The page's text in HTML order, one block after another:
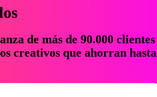
de más de 90.000 clientes
creativos que ahorran hasta